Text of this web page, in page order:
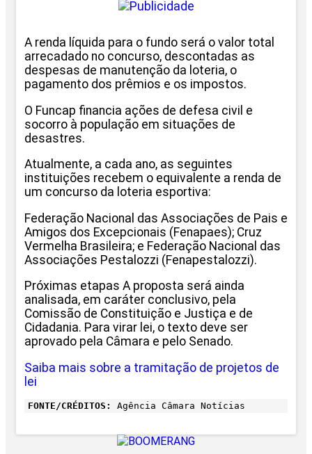
A renda líquida para o fundo será o valor total
arrecadado no concurso, descontadas as
despesas de manutenção da loteria, o
pagamento dos prêmios e os impostos.
O Funcap financia ações de defesa civil e
socorro à população em situações de
desastres.
Atualmente, a cada ano, as seguintes
instituições recebem o equivalente a renda de
um concurso da loteria esportiva:
Federação Nacional das Associações de Pais e
Amigos dos Excepcionais (Fenapaes); Cruz
Vermelha Brasileira; e Federação Nacional das
Associações Pestalozzi (Fenapestalozzi).
Próximas etapas A proposta será ainda
analisada, em caráter conclusivo, pela
Comissão de Constituição e Justiça e de
Cidadania. Para virar lei, o texto deve ser
aprovado pela Câmara e pelo Senado.
Saiba mais sobre a tramitação de projetos de
lei
FONTE/CRÉDITOS: Agência Câmara Notícias